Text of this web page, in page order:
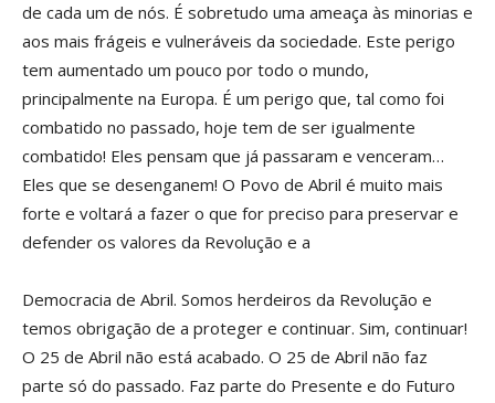
de cada um de nós. É sobretudo uma ameaça às minorias e
aos mais frágeis e vulneráveis da sociedade. Este perigo
tem aumentado um pouco por todo o mundo,
principalmente na Europa. É um perigo que, tal como foi
combatido no passado, hoje tem de ser igualmente
combatido! Eles pensam que já passaram e venceram…
Eles que se desenganem! O Povo de Abril é muito mais
forte e voltará a fazer o que for preciso para preservar e
defender os valores da Revolução e a
Democracia de Abril. Somos herdeiros da Revolução e
temos obrigação de a proteger e continuar. Sim, continuar!
O 25 de Abril não está acabado. O 25 de Abril não faz
parte só do passado. Faz parte do Presente e do Futuro